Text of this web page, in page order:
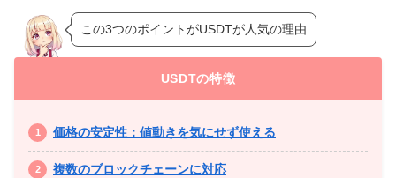
この3つのポイントがUSDTが人気の理由
USDTの特徴
価格の安定性：値動きを気にせず使える
複数のブロックチェーンに対応